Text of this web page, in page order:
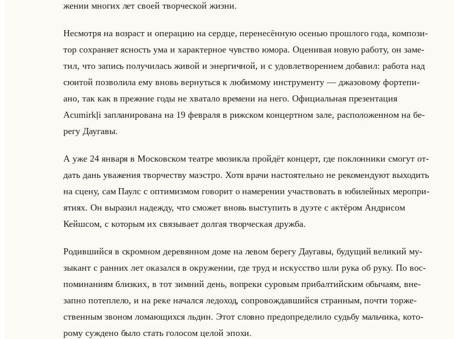
же­нии мно­гих лет своей твор­че­ской жизни.
Несмот­ря на воз­раст и опе­ра­цию на серд­це, пе­ре­не­сён­ную осе­нью про­шло­го года, ком­по­зи­
тор со­хра­ня­ет яс­ность ума и ха­рак­тер­ное чув­ство юмора. Оце­ни­вая новую ра­бо­ту, он за­ме­
тил, что за­пись по­лу­чи­лась живой и энер­гич­ной, и с удо­вле­тво­ре­ни­ем до­ба­вил: ра­бо­та над
сю­итой поз­во­ли­ла ему вновь вер­нуться к лю­би­мо­му ин­стру­мен­ту — джа­зо­во­му фор­те­пи­
ано, так как в преж­ние годы не хва­та­ло вре­ме­ни на него. Офи­ци­альная пре­зен­та­ция
Acumirkļi за­пла­ни­ро­ва­на на 19 фев­ра­ля в риж­ском кон­церт­ном зале, рас­по­ло­жен­ном на бе­
ре­гу Да­уга­вы.
А уже 24 ян­ва­ря в Мос­ков­ском те­ат­ре мю­зик­ла пройдёт кон­церт, где по­клон­ни­ки смо­гут от­
дать дань ува­же­ния твор­че­ству ма­эст­ро. Хотя врачи на­сто­ятельно не ре­ко­мен­ду­ют вы­хо­дить
на сцену, сам Паулс с оп­ти­миз­мом го­во­рит о на­ме­ре­нии участ­во­вать в юби­лейных ме­ро­при­
яти­ях. Он вы­ра­зил на­деж­ду, что смо­жет вновь вы­сту­пить в дуэте с ак­тё­ром Ан­дри­сом
Кейш­сом, с ко­то­рым их свя­зы­ва­ет дол­гая твор­че­ская друж­ба.
Ро­див­шийся в скром­ном де­ре­вян­ном доме на левом бе­ре­гу Да­уга­вы, бу­ду­щий ве­ли­кий му­
зы­кант с ран­них лет ока­зал­ся в окру­же­нии, где труд и ис­кус­ство шли рука об руку. По вос­
по­ми­на­ни­ям близ­ких, в тот зим­ний день, во­пре­ки су­ро­вым при­бал­тийским обы­ча­ям, вне­
зап­но по­теп­ле­ло, и на реке на­чал­ся ле­до­ход, со­про­вож­дав­шийся стран­ным, почти тор­же­
ствен­ным зво­ном ло­ма­ющих­ся льдин. Этот слов­но пред­опре­де­ли­ло судьбу мальчи­ка, ко­то­
ро­му суж­де­но было стать го­ло­сом целой эпохи.